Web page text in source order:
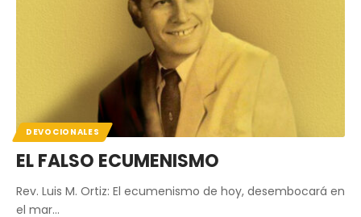
DEVOCIONALES
EL FALSO ECUMENISMO
Rev. Luis M. Ortiz: El ecumenismo de hoy, desembocará en
el mar…